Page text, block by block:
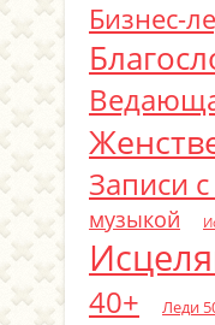
Бизнес-
Записи
музыкой
40+
Леди